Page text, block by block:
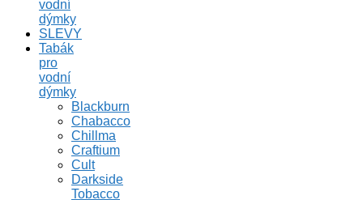
vodní
dýmky
SLEVY
Tabák
pro
vodní
dýmky
Blackburn
Chabacco
Chillma
Craftium
Cult
Darkside
Tobacco